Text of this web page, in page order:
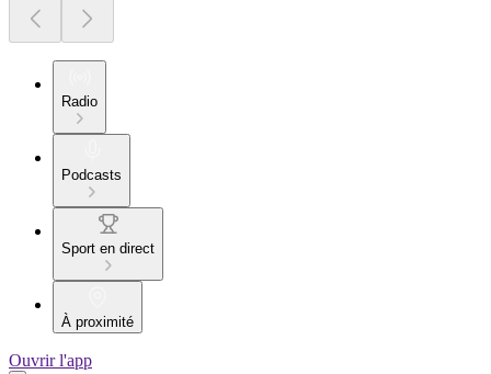
Radio
Podcasts
Sport en direct
À proximité
Ouvrir l'app